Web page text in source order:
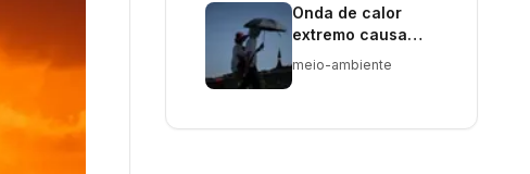
Onda de calor
extremo causa
mais de 10 mil
meio-ambiente